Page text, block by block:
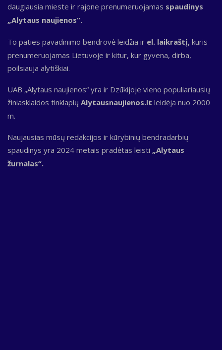
daugiausia mieste ir rajone prenumeruojamas spaudinys
„Alytaus naujienos“.
To paties pavadinimo bendrovė leidžia ir el. laikraštį, kuris
prenumeruojamas Lietuvoje ir kitur, kur gyvena, dirba,
poilsiauja alytiškiai.
UAB „Alytaus naujienos“ yra ir Dzūkijoje vieno populiariausių
žiniasklaidos tinklapių Alytausnaujienos.lt leidėja nuo 2000
m.
Naujausias mūsų redakcijos ir kūrybinių bendradarbių
spaudinys yra 2024 metais pradėtas leisti „Alytaus
žurnalas“.